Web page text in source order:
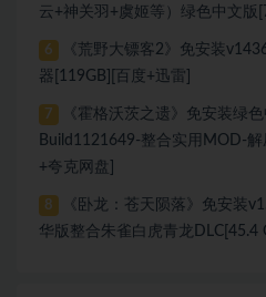
云+神关羽+虞姬等）绿色中文版
6
《荒野大镖客2》免安装
器[119GB][百度+迅雷]
7
《霍格沃茨之遗》免安装绿
Build1121649-整合实用MOD-解
+夸克网盘]
8
《卧龙：苍天陨落》免安装
华版整合朱雀白虎青龙DLC[45.4